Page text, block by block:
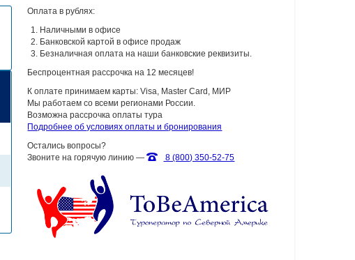
Оплата в рублях:
Наличными в офисе
Банковской картой в офисе продаж
Безналичная оплата на наши банковские реквизиты.
Беспроцентная рассрочка на 12 месяцев!
К оплате принимаем карты: Visa, Master Card, МИР
Мы работаем со всеми регионами России.
Возможна рассрочка оплаты тура
Подробнее об условиях оплаты и бронирования
Остались вопросы?
Звоните на горячую линию —
8 (800) 350-52-75